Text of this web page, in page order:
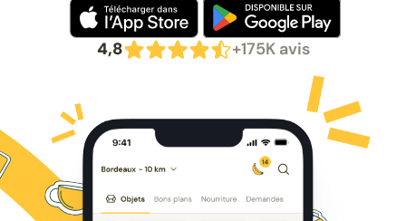
4,8 +175K avis